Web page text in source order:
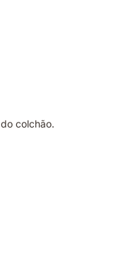
colchão.